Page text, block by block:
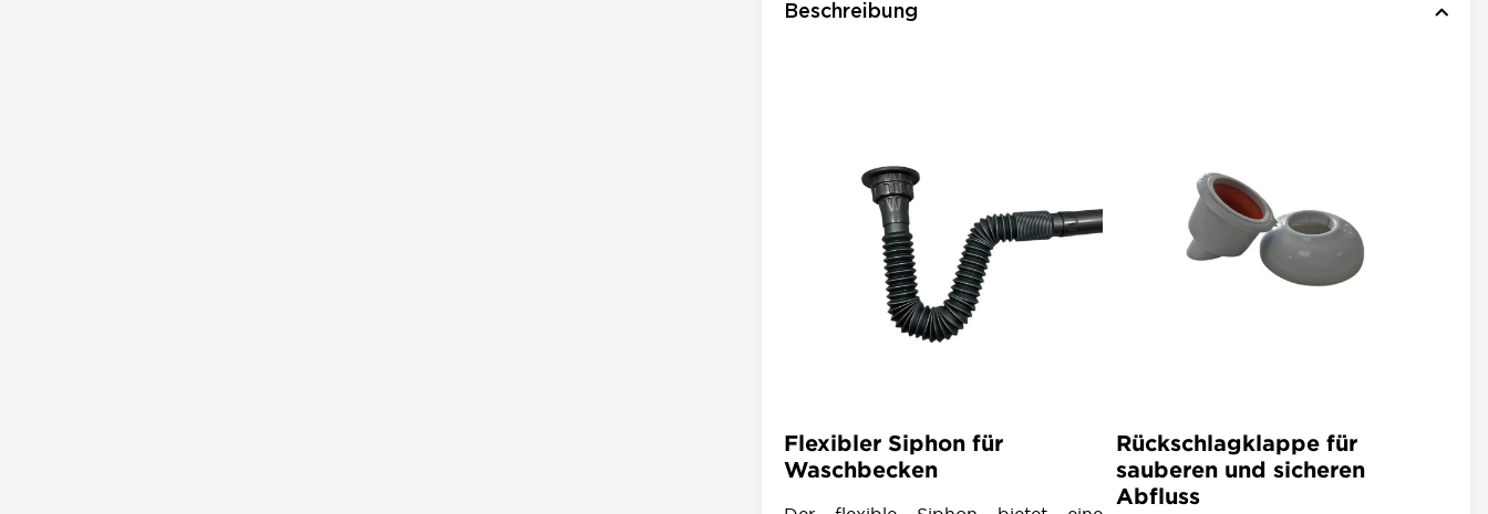
Beschreibung
Flexibler Siphon für
Waschbecken
Rückschlagklappe für
sauberen und sicheren
Abfluss